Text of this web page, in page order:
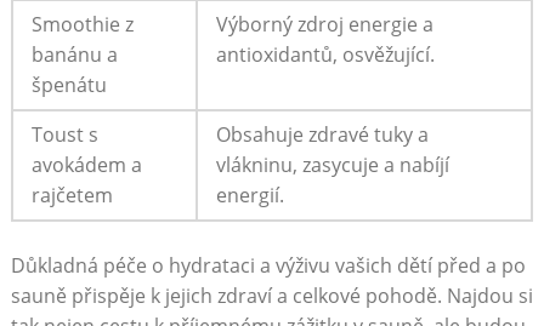
Smoothie z
⁢banánu a
špenátu
Výborný zdroj energie a⁤
antioxidantů, osvěžující.
Toust ‍s
avokádem a
rajčetem
Obsahuje zdravé‍ tuky a
vlákninu, zasycuje a nabíjí
energií.
Důkladná péče o hydrataci a výživu vašich dětí před a ⁤po
sauně ‌přispěje k jejich zdraví a celkové pohodě. ⁣Najdou si